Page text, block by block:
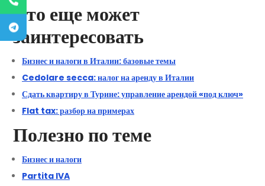
Что еще может
заинтересовать
Бизнес и налоги в Италии: базовые темы
Cedolare secca: налог на аренду в Италии
Сдать квартиру в Турине: управление арендой «под ключ»
Flat tax: разбор на примерах
Полезно по теме
Бизнес и налоги
Partita IVA